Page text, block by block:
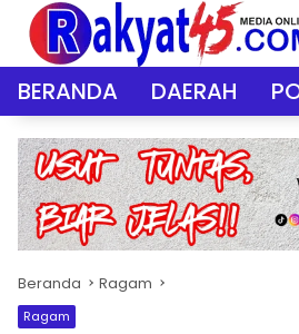
Langsung
konten
BERANDA DAERAH
Beranda Ragam
Ragam